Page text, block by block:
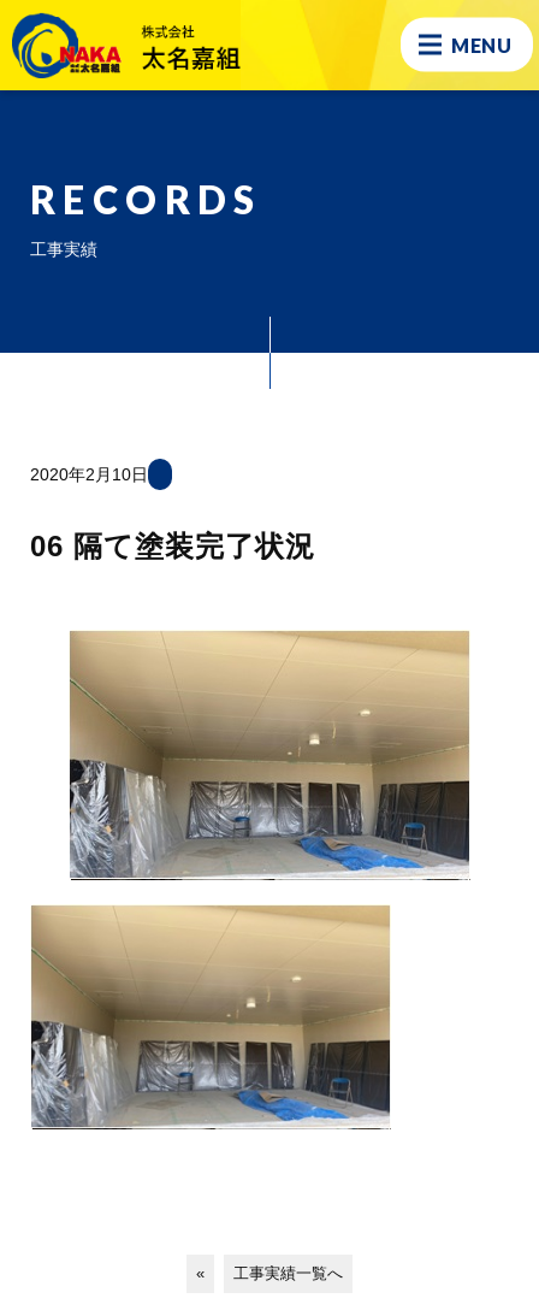
MENU
RECORDS
工事実績
2020年2月10日
06 隔て塗装完了状況
« 工事実績一覧へ